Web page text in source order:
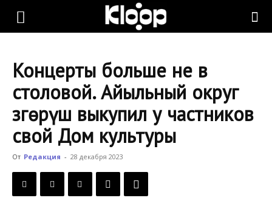
KLOOP.KG
Новости
Кыргызстана
Концерты больше не в
столовой. Айыльный округ
Өзгөрүш выкупил у частников
свой Дом культуры
От Редакция - 28 декабря 2023